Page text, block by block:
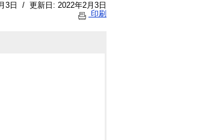
3日 / 更新日: 2022年2月3日
印刷